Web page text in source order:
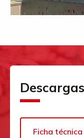
Ficha técnica